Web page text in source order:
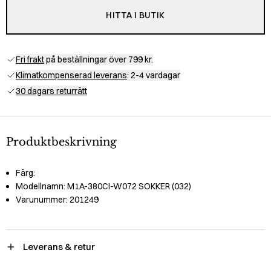
HITTA I BUTIK
Fri fraktpå beställningar över 799 kr.
Klimatkompenserad leverans: 2-4 vardagar
30 dagars returrätt
Produktbeskrivning
Färg:
Modellnamn: M1A-380CI-W072 SOKKER (032)
Varunummer: 201249
Leverans & retur